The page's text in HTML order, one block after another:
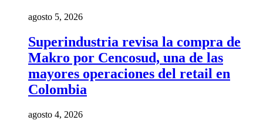
agosto 5, 2026
Superindustria revisa la compra de
Makro por Cencosud, una de las
mayores operaciones del retail en
Colombia
agosto 4, 2026